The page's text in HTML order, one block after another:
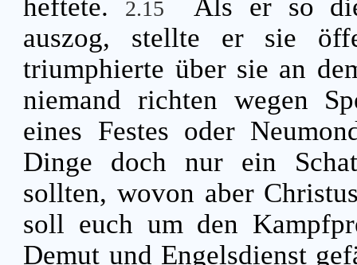
heftete.
2.15
Als er so
auszog, stellte er sie
triumphierte über sie an
niemand richten wegen
eines Festes oder
Dinge doch nur ein
sollten, wovon aber
soll euch um den
Demut und Engelsdienst